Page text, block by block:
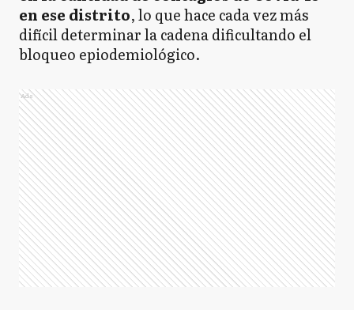
en ese distrito, lo que hace cada vez más
difícil determinar la cadena dificultando el
bloqueo epiodemiológico.
Ads